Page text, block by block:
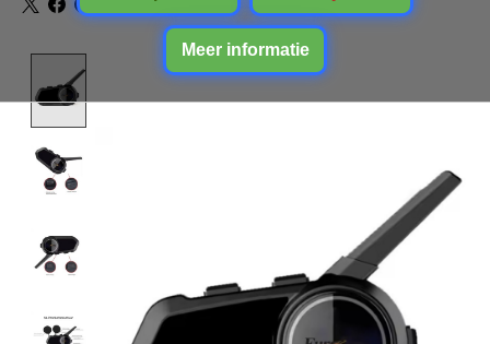
Product image slideshow Items